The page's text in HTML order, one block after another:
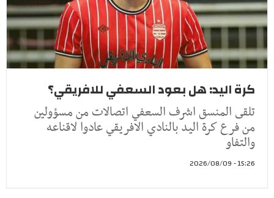
كرة اليد: هل بعود السعفي للافريقي؟
تلقى المنسق اشرف السعفي اتصالات من مسؤولين
من فرع كرة اليد بالنادي الافريقي عادوا لاقناعه
والتفاو
15:26 - 2026/08/09